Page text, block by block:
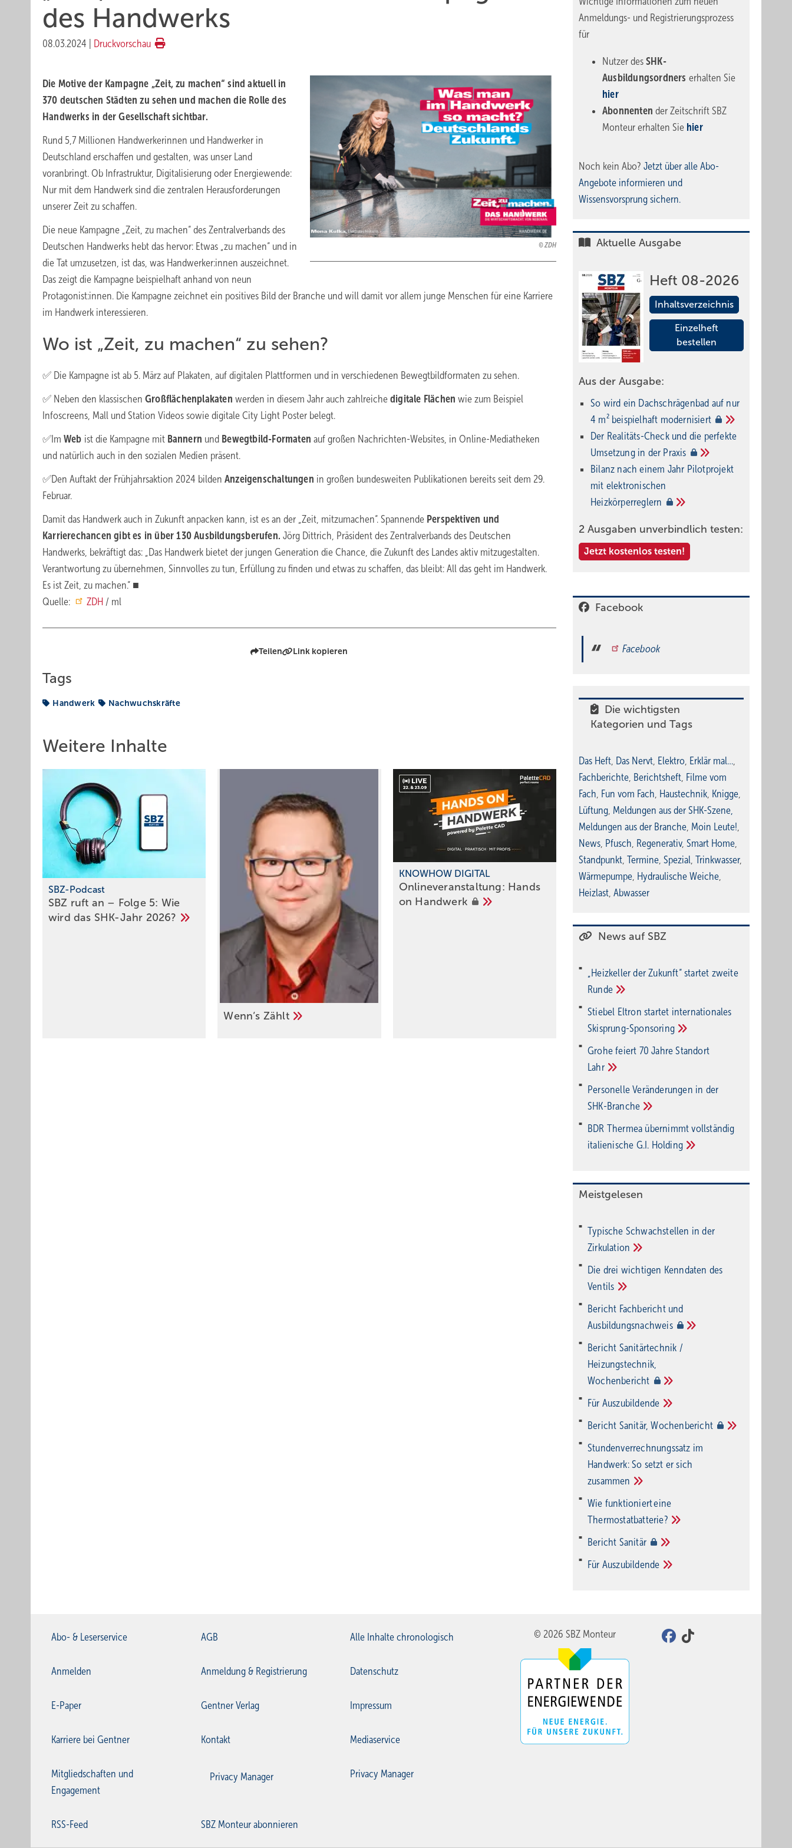
des Handwerks
08.03.2024 Druckvorschau
ZDH
Die Motive der Kampagne „Zeit, zu machen“ sind aktuell in
370 deutschen Städten zu sehen und machen die Rolle des
Handwerks in der Gesellschaft sichtbar.
Rund 5,7 Millionen Handwerkerinnen und Handwerker in
Deutschland erschaffen und gestalten, was unser Land
voranbringt. Ob Infrastruktur, Digitalisierung oder Energiewende:
Nur mit dem Handwerk sind die zentralen Herausforderungen
unserer Zeit zu schaffen.
Die neue Kampagne „Zeit, zu machen“ des Zentralverbands des
Deutschen Handwerks hebt das hervor: Etwas „zu machen“ und in
die Tat umzusetzen, ist das, was Handwerker:innen auszeichnet.
Das zeigt die Kampagne beispielhaft anhand von neun
Protagonist:innen. Die Kampagne zeichnet ein positives Bild der Branche und will damit vor allem junge Menschen für eine Karriere
im Handwerk interessieren.
Wo ist „Zeit, zu machen“ zu sehen?
✅ Die Kampagne ist ab 5. März auf Plakaten, auf digitalen Plattformen und in verschiedenen Bewegtbildformaten zu sehen.
✅ Neben den klassischen Großflächenplakaten werden in diesem Jahr auch zahlreiche digitale Flächen wie zum Beispiel
Infoscreens, Mall und Station Videos sowie digitale City Light Poster belegt.
✅Im Web ist die Kampagne mit Bannern und Bewegtbild-Formaten auf großen Nachrichten-Websites, in Online-Mediatheken
und natürlich auch in den sozialen Medien präsent.
✅Den Auftakt der Frühjahrsaktion 2024 bilden Anzeigenschaltungen in großen bundesweiten Publikationen bereits seit dem 29.
Februar.
Damit das Handwerk auch in Zukunft anpacken kann, ist es an der „Zeit, mitzumachen“. Spannende Perspektiven und
Karrierechancen gibt es in über 130 Ausbildungsberufen.Jörg Dittrich, Präsident des Zentralverbands des Deutschen
Handwerks, bekräftigt das: „Das Handwerk bietet der jungen Generation die Chance, die Zukunft des Landes aktiv mitzugestalten.
Verantwortung zu übernehmen, Sinnvolles zu tun, Erfüllung zu finden und etwas zu schaffen, das bleibt: All das geht im Handwerk.
Es ist Zeit, zu machen.“ ■
Quelle:
ZDH / ml
Teilen Link kopieren
Tags
Handwerk Nachwuchskräfte
Weitere Inhalte
SBZ-Podcast
SBZ ruft an – Folge 5: Wie
wird das SHK-Jahr 2026?
Wenn‘s Zählt
KNOWHOW DIGITAL
Onlineveranstalt ung: Hands
on Handwerk
Anmeldungs- und Registrierungsprozess
für
Nutzer des SHK-
Ausbildungsordners erhalten Sie
hier
Abonnentender Zeitschrift SBZ
Monteur erhalten Sie hier
Noch kein Abo? Jetzt über alle Abo-
Angebote informieren und
Wissensvorsprung sichern.
Aktuelle Ausgabe
Heft 08-2026
Inhaltsverzeichnis
Einzelheft
bestellen
Aus der Ausgabe:
So wird ein Dach­schrägenbad auf nur
4 m² beispielhaft modernisiert
Der Realitäts-Check und die perfekte
Umsetzung in der Praxis
Bilanz nach einem Jahr Pilotprojekt
mit elektronischen
Heizkörperreglern
2 Ausgaben unverbindlich testen:
Jetzt kostenlos testen!
Facebook
Facebook
Die wichtigsten
Kategorien und Tags
Das Heft, Das Nervt, Elektro, Erklär mal…,
Fachberichte, Berichtsheft, Filme vom
Fach, Fun vom Fach, Haustechnik, Knigge,
Lüftung, Meldungen aus der SHK-Szene,
Meldungen aus der Branche, Moin Leute!,
News, Pfusch, Regenerativ, Smart Home,
Standpunkt, Termine, Spezial, Trinkwasser,
Wärmepumpe, Hydraulische Weiche,
Heizlast, Abwasser
News auf SBZ
„Heizkeller der Zu­kunft“ star­tet zwei­te
Run­de
Stiebel Eltron startet internatio­nales
Ski­sprung-Spon­soring
Grohe feiert 70 Jahre Standort
Lahr
Personelle Veränderungen in der
SHK-Branche
BDR Thermea übernimmt vollständig
italienische G.I. Holding
Meistgelesen
Typische Schwachstellen in der
Zirkulation
Die drei wichtigen Kenndaten des
Ventils
Bericht Fachbericht und
Ausbildungsnachweis
Bericht Sanitärtechnik /
Heizungstechnik,
Wochenbericht
Für Auszubildende
Bericht Sanitär,Wochenbericht
Stundenverrechnungssatz im
Handwerk: So setzt er sich
zusammen
Wie funktioniert eine
Thermostatbatterie?
Bericht Sanitär
Für Auszubildende
Abo- & Leserservice AGB Alle Inhalte chronologisch
Anmelden Anmeldung & Registrierung Datenschutz
E-Paper Gentner Verlag Impressum
Karriere bei Gentner Kontakt Mediaservice
Mitgliedschaften und
Engagement
Privacy Manager Privacy Manager
RSS-Feed SBZ Monteur abonnieren
© 2026 SBZ Monteur